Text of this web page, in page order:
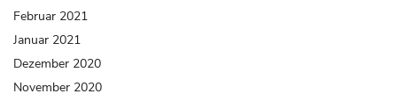
Februar 2021
Januar 2021
Dezember 2020
November 2020